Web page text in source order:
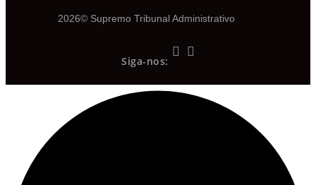
2026© Supremo Tribunal Administrativo
Siga-nos: